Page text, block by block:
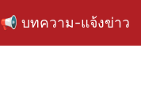
📢 บทความ-แจ้งข่าว